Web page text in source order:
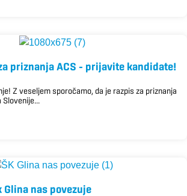
priznanja ACS – prijavite kandidate!
Z veseljem sporočamo, da je razpis za priznanja
nas povezuje